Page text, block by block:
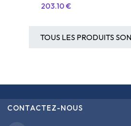
203.10 €
TOUS LES PRODUITS
CONTACTEZ-NOUS